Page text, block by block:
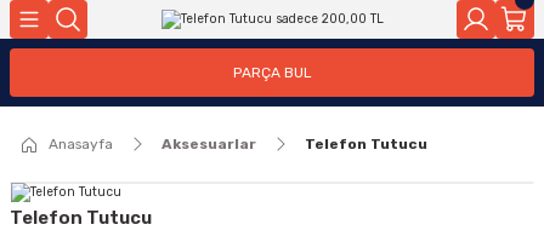
PARÇA BUL
Anasayfa Aksesuarlar Telefon Tutucu
Telefon Tutucu